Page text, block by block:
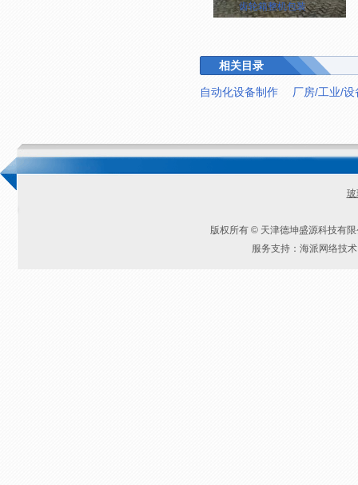
齿轮箱整机包装
相关目录
自动化设备制作 厂房/工业/
版权所有 © 天津德坤盛源科技有
服务支持：海派网络技